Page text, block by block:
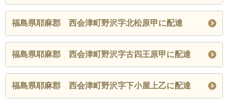
福島県耶麻郡 西会津町野沢字北松原甲に配達
福島県耶麻郡 西会津町野沢字古四王原甲に配達
福島県耶麻郡 西会津町野沢字下小屋上乙に配達